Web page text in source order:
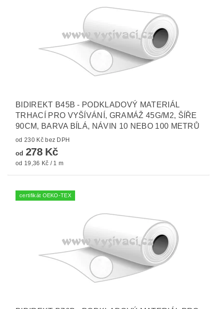
BIDIREKT B45B - PODKLADOVÝ MATERIÁL
TRHACÍ PRO VYŠÍVÁNÍ, GRAMÁŽ 45G/M2, ŠÍŘE
90CM, BARVA BÍLÁ, NÁVIN 10 NEBO 100 METRŮ
od 230 Kč bez DPH
od 278 Kč
od 19,36 Kč / 1 m
certifikát OEKO-TEX